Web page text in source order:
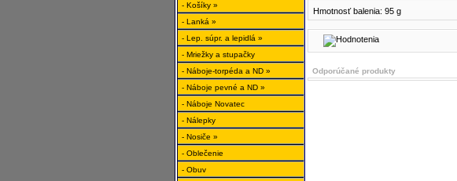
- Košíky »
- Lanká »
- Lep. súpr. a lepidlá »
- Mriežky a stupačky
- Náboje-torpéda a ND »
- Náboje pevné a ND »
- Náboje Novatec
- Nálepky
- Nosiče »
- Oblečenie
- Obuv
Hmotnosť balenia: 95 g
Odporúčané produkty